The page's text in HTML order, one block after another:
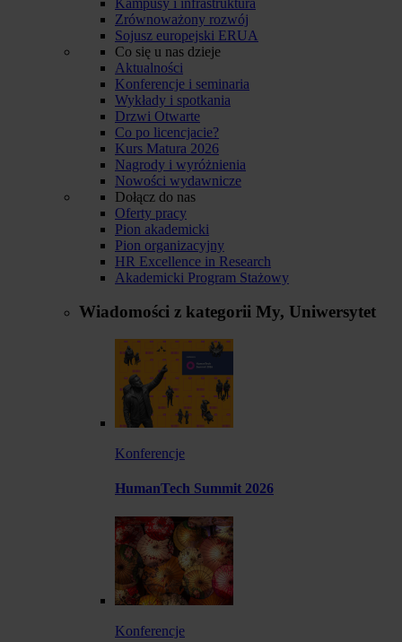
Zrównoważony rozwój
Sojusz europejski ERUA
Co się u nas dzieje
Aktualności
Konferencje i seminaria
Wykłady i spotkania
Drzwi Otwarte
Co po licencjacie?
Kurs Matura 2026
Nagrody i wyróżnienia
Nowości wydawnicze
Dołącz do nas
Oferty pracy
Pion akademicki
Pion organizacyjny
HR Excellence in Research
Akademicki Program Stażowy
Wiadomości z kategorii My, Uniwersytet
Konferencje
HumanTech Summit 2026
Konferencje